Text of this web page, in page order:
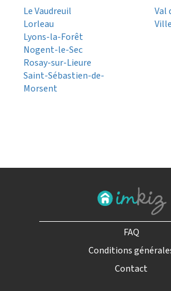
Le Vaudreuil
Lorleau
Lyons-la-Forêt
Nogent-le-Sec
Rosay-sur-Lieure
Saint-Sébastien-de-
Morsent
Val
FAQ
Conditions
Contact